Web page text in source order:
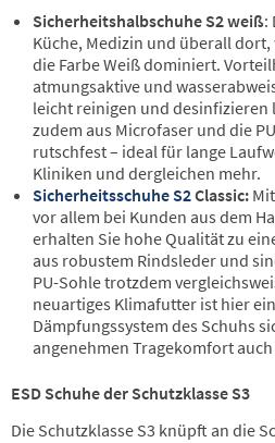
Sicherheitshalbschuhe S2 weiß:
Küche, Medizin und überall dort,
die Farbe Weiß dominiert.
atmungsaktive und
leicht reinigen und desinfizieren
zudem aus Microfaser und die
rutschfest – ideal für lange
Kliniken und dergleichen mehr.
Sicherheitsschuhe S2Classic:
vor allem bei Kunden aus dem
erhalten Sie hohe Qualität zu
aus robustem Rindsleder und
PU-Sohle trotzdem
neuartiges Klimafutter ist hier
Dämpfungssystem des Schuhs
angenehmen Tragekomfort
ESD Schuhe der Schutzklasse S3
Die Schutzklasse S3 knüpft an die